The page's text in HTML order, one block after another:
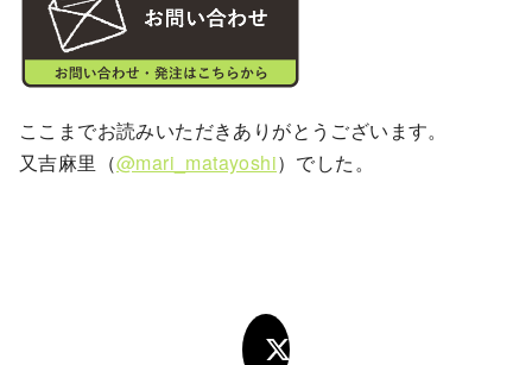
ここまでお読みいただきありがとうございます。
又吉麻里（@mari_matayoshi）でした。